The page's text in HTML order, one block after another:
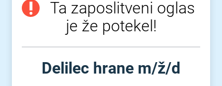
Ta zaposlitveni oglas
je že potekel!
Delilec hrane m⁠/⁠ž⁠/⁠d